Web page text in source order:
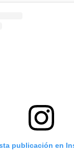
publicación en